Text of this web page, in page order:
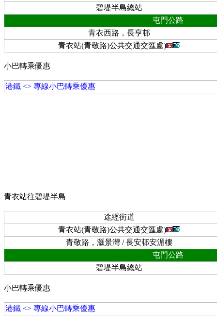
碧堤半島總站
屯門公路
青衣西路，長亨邨
青衣站(青敬路)公共交通交匯處)
小巴轉乘優惠
港鐵 <> 專線小巴轉乘優惠
青衣站往碧堤半島
途經街道
青衣站(青敬路)公共交通交匯處)
青敬路，灝景灣 / 長安邨安湄樓
屯門公路
碧堤半島總站
小巴轉乘優惠
港鐵 <> 專線小巴轉乘優惠